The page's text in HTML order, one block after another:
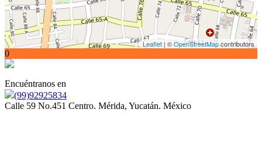
Leaflet | ©OpenStreetMapcontributors
0
Encuéntranos en
(99)92925834
Calle 59 No.451 Centro. Mérida, Yucatán. México